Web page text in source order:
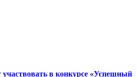
в конкурсе «Успешный